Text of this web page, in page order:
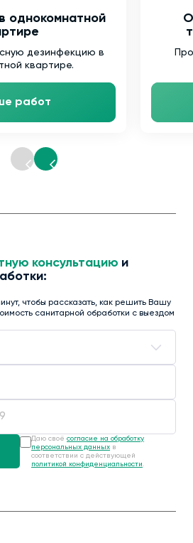
однокомнатной
дезинфекцию в
квартире.
работ
консультацию и
чтобы рассказать, как решить Вашу
санитарной обработки с выездом
Даю своё согласие на обработку
персональных данных в
соответствии с действующей
политикой конфиденциальности .